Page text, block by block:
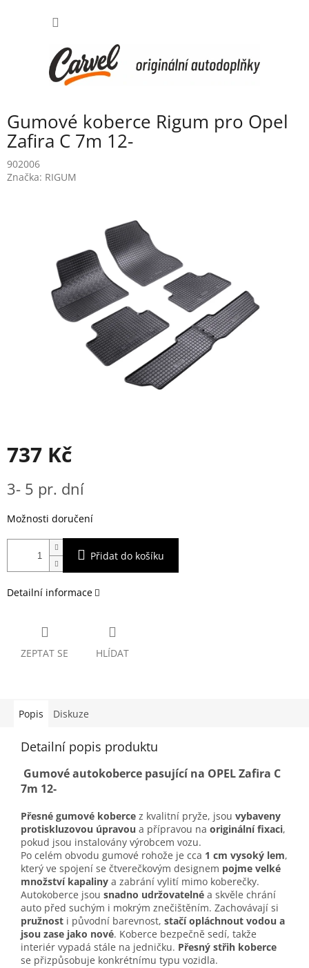
Gumové koberce Rigum pro Opel
Zafira C 7m 12-
902006
Značka: RIGUM
737 Kč
cena:
3- 5 pr. dní
Možnosti doručení
Přidat do košíku
Detailní informace
ZEPTAT SE HLÍDAT
Popis Diskuze
Detailní popis produktu
Gumové autokoberce pasující na OPEL Zafira C
7m 12-
Přesné gumové koberce z kvalitní pryže, jsou vybaveny
protiskluzovou úpravou a přípravou na originální fixaci,
pokud jsou instalovány výrobcem vozu.
Po celém obvodu gumové rohože je cca 1 cm vysoký lem,
který ve spojení se čtverečkovým designem pojme velké
množství kapaliny a zabrání vylití mimo koberečky.
Autokoberce jsou snadno udržovatelné a skvěle chrání
auto před suchým i mokrým znečištěním. Zachovávají si
pružnost i původní barevnost, stačí opláchnout vodou a
jsou zase jako nové. Koberce bezpečně sedí, takže
interiér vypadá stále na jedničku. Přesný střih koberce
se přizpůsobuje konkrétnímu typu vozidla.